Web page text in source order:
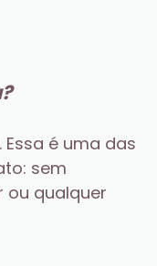
é uma das
sem
ou qualquer